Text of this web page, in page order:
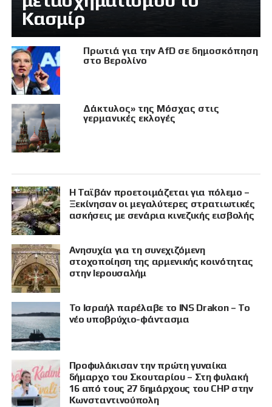
Κασμίρ
Πρωτιά για την AfD σε δημοσκόπηση
στο Βερολίνο
Δάκτυλος» της Μόσχας στις
γερμανικές εκλογές
Η Ταϊβάν προετοιμάζεται για πόλεμο –
Ξεκίνησαν οι μεγαλύτερες στρατιωτικές
ασκήσεις με σενάρια κινεζικής εισβολής
Ανησυχία για τη συνεχιζόμενη
στοχοποίηση της αρμενικής κοινότητας
στην Ιερουσαλήμ
Το Ισραήλ παρέλαβε το INS Drakon – Το
νέο υποβρύχιο-φάντασμα
Προφυλάκισαν την πρώτη γυναίκα
δήμαρχο του Σκουταρίου – Στη φυλακή
16 από τους 27 δημάρχους του CHP στην
Κωνσταντινούπολη